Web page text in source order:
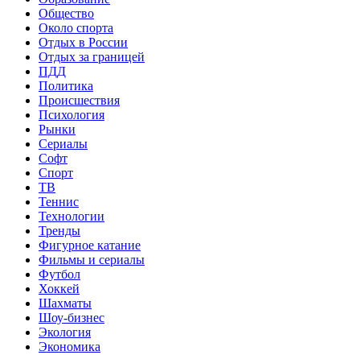
Общество
Около спорта
Отдых в России
Отдых за границей
ПДД
Политика
Происшествия
Психология
Рынки
Сериалы
Софт
Спорт
ТВ
Теннис
Технологии
Тренды
Фигурное катание
Фильмы и сериалы
Футбол
Хоккей
Шахматы
Шоу-бизнес
Экология
Экономика